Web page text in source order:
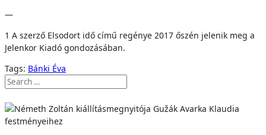
—
1 A szerző Elsodort idő című regénye 2017 őszén jelenik meg a
Jelenkor Kiadó gondozásában.
Tags: Bánki Éva